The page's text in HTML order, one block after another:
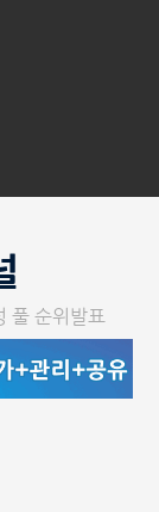
정휴가의 종류와
풀 순위발표